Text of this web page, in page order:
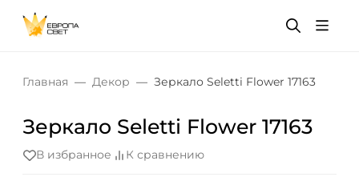
Главная Декор Зеркало Seletti Flower 17163
Зеркало Seletti Flower 17163
В избранное К сравнению